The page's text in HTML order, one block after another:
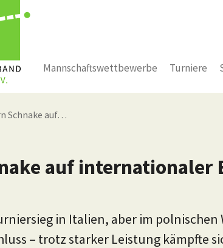
Mannschaftswettbewerbe Turniere
Schnake auf…
auf internationaler
in Italien, aber im polnischen
– trotz starker Leistung kämpfte